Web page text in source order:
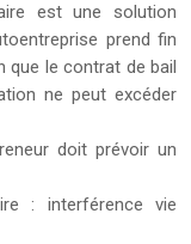
est une solution
prend fin
que le contrat de bail
ne peut excéder
doit prévoir un
: interférence vie